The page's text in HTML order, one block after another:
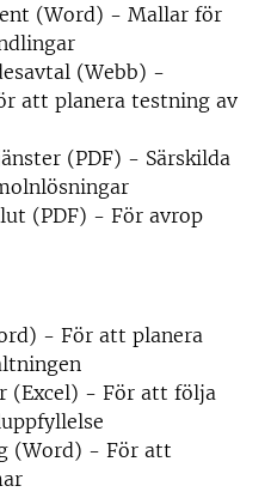
(Word) - Mallar för
(Webb) -
att planera testning av
(PDF) - Särskilda
(PDF) - För avrop
- För att planera
(Excel) - För att följa
(Word) - För att